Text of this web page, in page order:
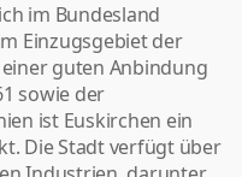
im Bundesland
Einzugsgebiet der
guten Anbindung
sowie der
ist Euskirchen ein
Die Stadt verfügt über